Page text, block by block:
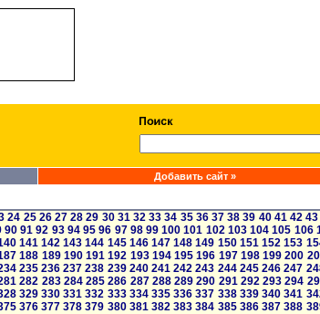
Добавить сайт »
24 25 26 27 28 29 30 31 32 33 34 35 36 37 38 39 40 41 42 43
90 91 92 93 94 95 96 97 98 99 100 101 102 103 104 105 106
141 142 143 144 145 146 147 148 149 150 151 152 153
188 189 190 191 192 193 194 195 196 197 198 199 200
235 236 237 238 239 240 241 242 243 244 245 246 247
282 283 284 285 286 287 288 289 290 291 292 293 294
329 330 331 332 333 334 335 336 337 338 339 340 341
376 377 378 379 380 381 382 383 384 385 386 387 388